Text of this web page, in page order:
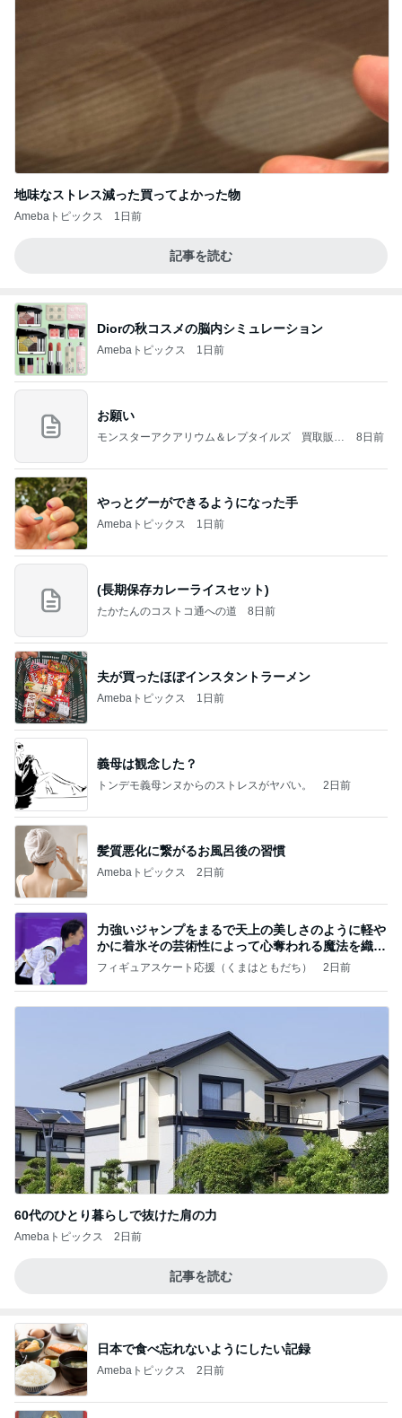
地味なストレス減った買ってよかった物
Amebaトピックス 1日前
記事を読む
Diorの秋コスメの脳内シミュレーション
Amebaトピックス 1日前
お願い
モンスターアクアリウム＆レプタイルズ 買取販売
8日前
やっとグーができるようになった手
Amebaトピックス 1日前
(長期保存カレーライスセット)
たかたんのコストコ通への道 8日前
夫が買ったほぼインスタントラーメン
Amebaトピックス 1日前
義母は観念した？
トンデモ義母ンヌからのストレスがヤバい。 2日前
髪質悪化に繋がるお風呂後の習慣
Amebaトピックス 2日前
力強いジャンプをまるで天上の美しさのように軽や
かに着氷その芸術性によって心奪われる魔法を織り
なす
フィギュアスケート応援（くまはともだち） 2日前
60代のひとり暮らしで抜けた肩の力
Amebaトピックス 2日前
記事を読む
日本で食べ忘れないようにしたい記録
Amebaトピックス 2日前